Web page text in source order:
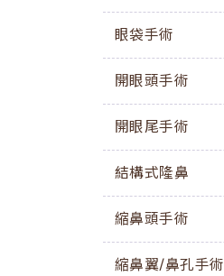
眼袋手術
開眼頭手術
開眼尾手術
結構式隆鼻
縮鼻頭手術
縮鼻翼/鼻孔手術